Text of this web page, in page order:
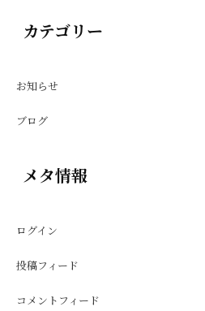
カテゴリー
お知らせ
ブログ
メタ情報
ログイン
投稿フィード
コメントフィード